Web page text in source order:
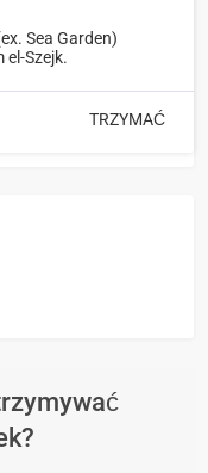
Sea Garden)
el-Szejk.
TRZYMAĆ